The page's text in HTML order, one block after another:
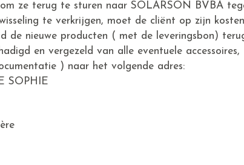
ze terug te sturen naar SOLARSON BVBA
te verkrijgen, moet de cliënt op zijn
de nieuwe producten ( met de leveringsbon)
en vergezeld van alle eventuele
) naar het volgende adres:
SOPHIE